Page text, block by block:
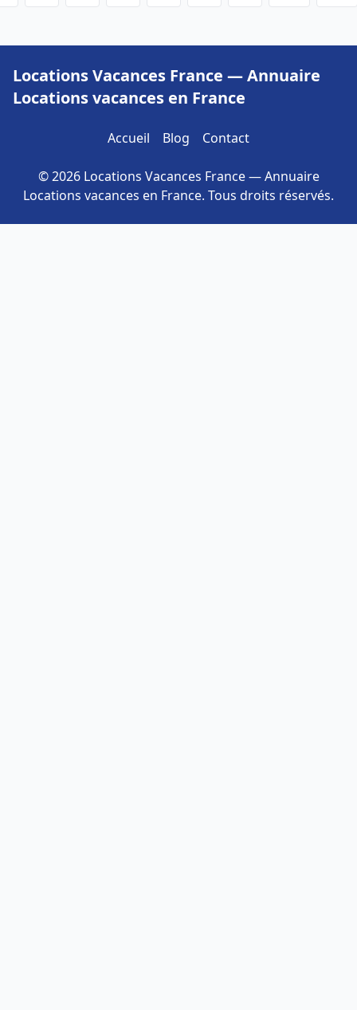
Locations Vacances France — Annuaire
Locations vacances en France
Accueil Blog Contact
© 2026 Locations Vacances France — Annuaire
Locations vacances en France. Tous droits réservés.